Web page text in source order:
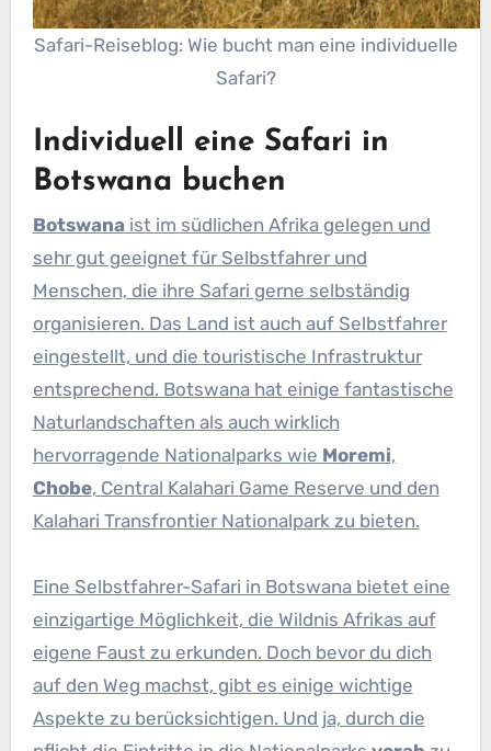
Safari-Reiseblog: Wie bucht man eine individuelle
Safari?
Individuell eine Safari in
Botswana buchen
Botswana ist im südlichen Afrika gelegen und
sehr gut geeignet für Selbstfahrer und
Menschen, die ihre Safari gerne selbständig
organisieren. Das Land ist auch auf Selbstfahrer
eingestellt, und die touristische Infrastruktur
entsprechend. Botswana hat einige fantastische
Naturlandschaften als auch wirklich
hervorragende Nationalparks wie Moremi,
Chobe, Central Kalahari Game Reserve und den
Kalahari Transfrontier Nationalpark zu bieten.
Eine Selbstfahrer-Safari in Botswana bietet eine
einzigartige Möglichkeit, die Wildnis Afrikas auf
eigene Faust zu erkunden. Doch bevor du dich
auf den Weg machst, gibt es einige wichtige
Aspekte zu berücksichtigen. Und ja, durch die